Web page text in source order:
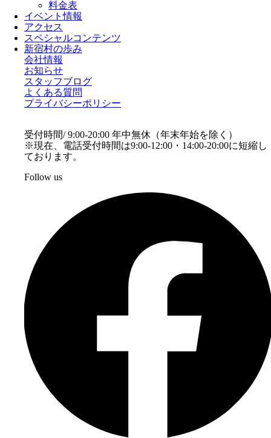
料金表
イベント情報
アクセス
スペシャルコンテンツ
新宿村の歩み
会社情報
お知らせ
スタッフブログ
よくある質問
プライバシーポリシー
受付時間/ 9:00-20:00 年中無休（年末年始を除く）
※現在、電話受付時間は9:00-12:00・14:00-20:00に短縮し
ております。
Follow us